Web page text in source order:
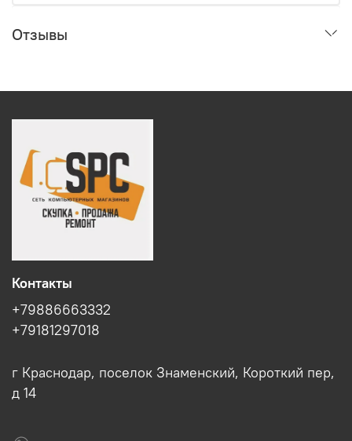
Отзывы
Контакты
+79886663332
+79181297018
г Краснодар, поселок Знаменский, Короткий пер,
д 14